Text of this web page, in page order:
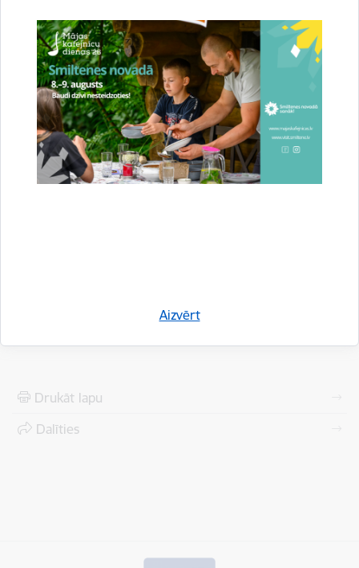
Aizvērt
Mēs esam uzsākuši ilgtspējīgas pedagogu profesionālās
sistēmas ieviešanu, kur šobrīd akcents tiek likts uz katra
pedagoga un iestādes mācīšanās vajadzību noteikšanu, lai
varētu strādāt kvalitatīvi, bērniem nodrošinot kvalitatīvu
mācīšanās vidi. Atbilstoši šīm vajadzībām tiks plānots atbalsts
un dažādi profesionālās pilnveides pasākumi, padarot tos
jēgpilnus un vērtīgus.
Pašvaldība
Drukāt lapu
Dalīties